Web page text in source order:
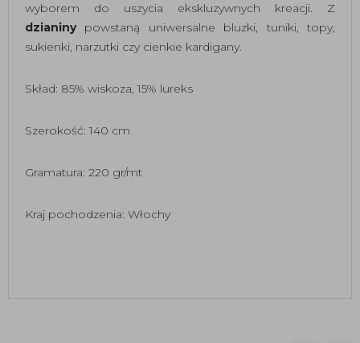
wyborem do uszycia ekskluzywnych kreacji. Z
dzianinypowstaną uniwersalne bluzki, tuniki, topy,
sukienki, narzutki czy cienkie kardigany.
Skład: 85% wiskoza, 15% lureks
Szerokość: 140 cm
Gramatura: 220 gr/mt
Kraj pochodzenia: Włochy